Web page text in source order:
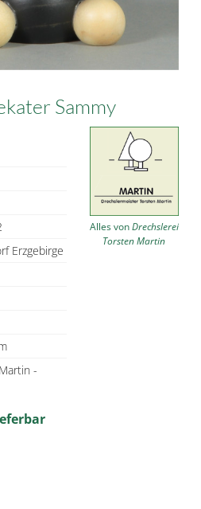
Sammy
Erzgebirge
-
Alles vonDrechslerei
Torsten Martin